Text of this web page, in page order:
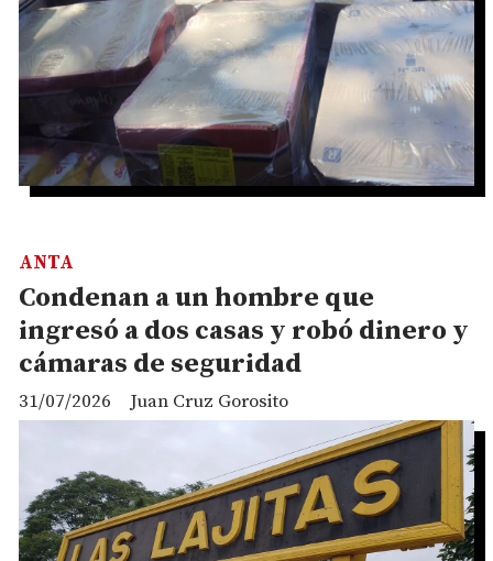
Condenan a un hombre que
ingresó a dos casas y robó dinero y
cámaras de seguridad
Juan Cruz Gorosito
ANTA
31/07/2026